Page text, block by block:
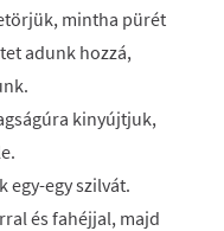
mintha pürét
adunk hozzá,
kinyújtjuk,
egy-egy szilvát.
és fahéjjal, majd